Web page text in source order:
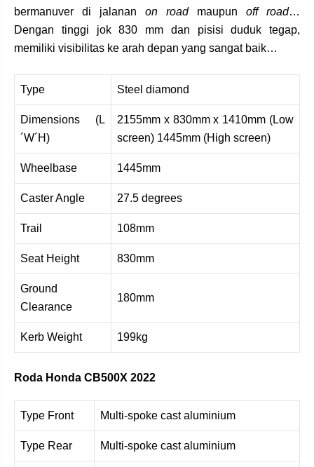
bermanuver di jalanan on roadmaupun off road…
Dengan tinggi jok 830 mm dan pisisi duduk tegap,
memiliki visibilitas ke arah depan yang sangat baik…
Type Steel diamond
Dimensions (L
´W´H)
2155mm x 830mm x 1410mm (Low
screen) 1445mm (High screen)
Wheelbase 1445mm
Caster Angle 27.5 degrees
Trail 108mm
Seat Height 830mm
Ground
Clearance
180mm
Kerb Weight 199kg
Roda Honda CB500X 2022
Type Front Multi-spoke cast aluminium
Type Rear Multi-spoke cast aluminium